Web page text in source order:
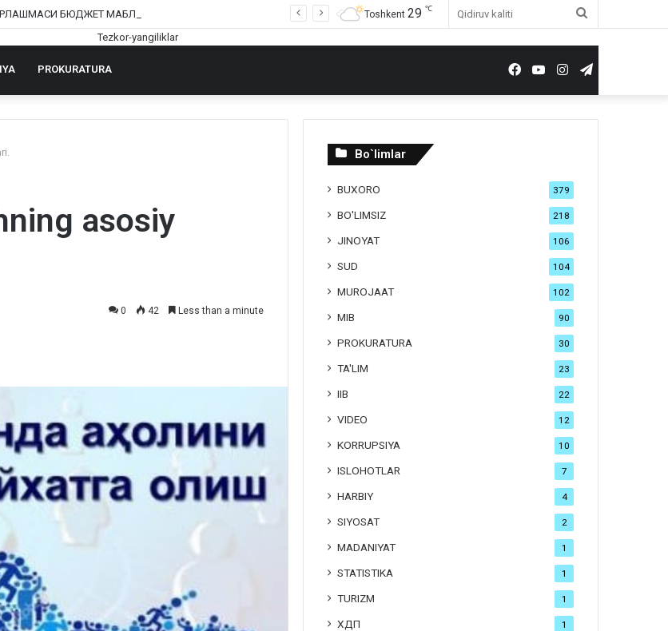
Toshkent 29 ℃
PROKURATURA Telegram
Instagram
YouTube
Facebook
asosiy
0 42 Less than a minute
Bo`limlar
BUXORO 379
BO'LIMSIZ 218
JINOYAT 106
SUD 104
MUROJAAT 102
MIB 90
PROKURATURA 30
TA'LIM 23
IIB 22
VIDEO 12
KORRUPSIYA 10
ISLOHOTLAR 7
HARBIY 4
SIYOSAT 2
MADANIYAT 1
STATISTIKA 1
TURIZM 1
ХДП 1